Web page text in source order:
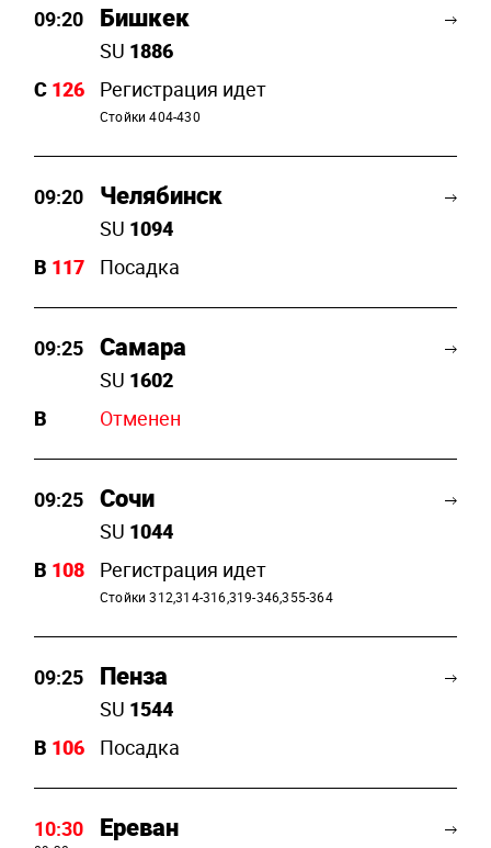
09:20 Бишкек
SU 1886
C 126 Регистрация идет
Стойки 404-430
09:20 Челябинск
SU 1094
B 117 Посадка
09:25 Самара
SU 1602
B
Отменен
09:25 Сочи
SU 1044
B 108 Регистрация идет
Стойки 312,314-316,319-346,355-364
09:25 Пенза
SU 1544
B 106 Посадка
10:30 Ереван